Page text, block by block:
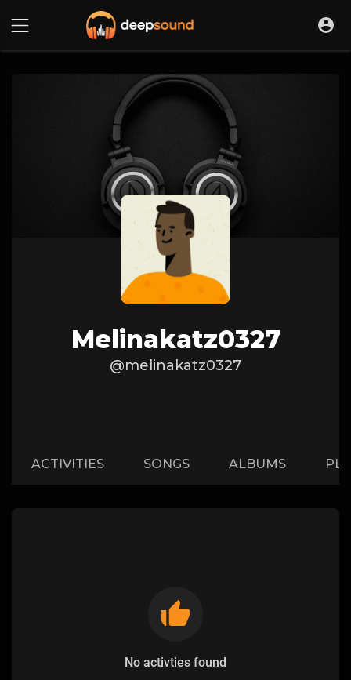
Melinakatz0327
@melinakatz0327
ACTIVITIES SONGS ALBUMS
No activties found